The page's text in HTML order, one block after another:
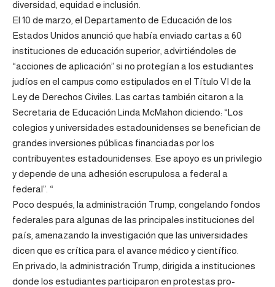
diversidad, equidad e inclusión.
El 10 de marzo, el Departamento de Educación de los
Estados Unidos anunció que había enviado cartas a 60
instituciones de educación superior, advirtiéndoles de
“acciones de aplicación” si no protegían a los estudiantes
judíos en el campus como estipulados en el Título VI de la
Ley de Derechos Civiles. Las cartas también citaron a la
Secretaria de Educación Linda McMahon diciendo: “Los
colegios y universidades estadounidenses se benefician de
grandes inversiones públicas financiadas por los
contribuyentes estadounidenses. Ese apoyo es un privilegio
y depende de una adhesión escrupulosa a federal a
federal”. “
Poco después, la administración Trump, congelando fondos
federales para algunas de las principales instituciones del
país, amenazando la investigación que las universidades
dicen que es crítica para el avance médico y científico.
En privado, la administración Trump, dirigida a instituciones
donde los estudiantes participaron en protestas pro-